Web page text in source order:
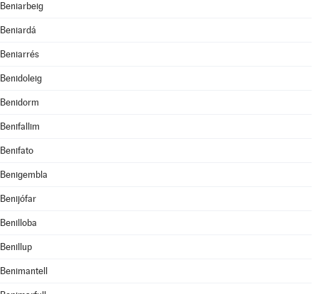
Beniarbeig
Beniardá
Beniarrés
Benidoleig
Benidorm
Benifallim
Benifato
Benigembla
Benijófar
Benilloba
Benillup
Benimantell